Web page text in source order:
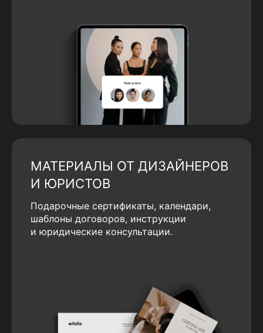
МАТЕРИАЛЫ ОТ ДИЗАЙНЕРОВ
И ЮРИСТОВ
Подарочные сертификаты, календари,
шаблоны договоров, инструкции
и юридические консультации.